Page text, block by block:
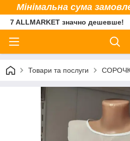
Мінімальна сума
7 ALLMARKET значно дешевше!
Товари та послуги